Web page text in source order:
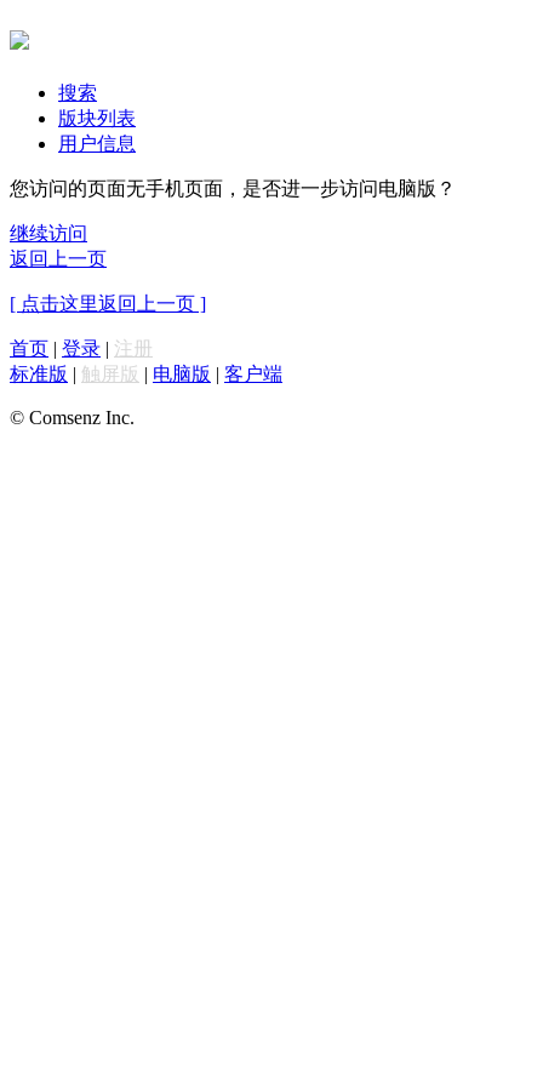
搜索
版块列表
用户信息
您访问的页面无手机页面，是否进一步访问电脑版？
继续访问
返回上一页
[ 点击这里返回上一页 ]
首页 | 登录 | 注册
标准版 | 触屏版 | 电脑版 | 客户端
© Comsenz Inc.